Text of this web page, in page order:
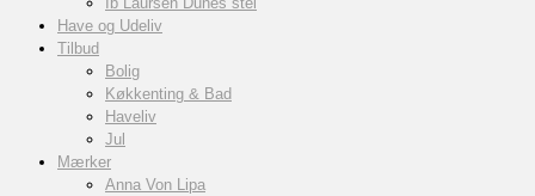
Have og Udeliv
Tilbud
Bolig
Køkkenting & Bad
Haveliv
Jul
Mærker
Anna Von Lipa